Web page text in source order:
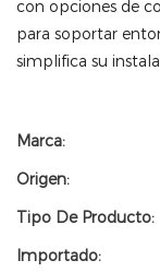
con opciones de
para soportar
simplifica su
Marca:
Origen:
Tipo De Producto:
Importado: